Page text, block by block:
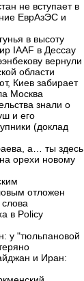
не вступает в
ЕврАзЭС и
в высоту
IAAF в Дессау
вернули
области
Киев забирает
Москва
знали о
и его
(доклад
а… ты здесь
орехи новому
отложен
в Policy
у "тюльпановой
и Иран: